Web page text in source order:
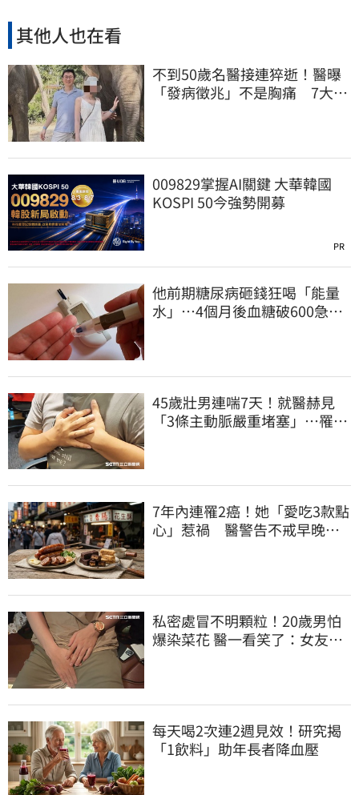
其他人也在看
不到50歲名醫接連猝逝！醫曝
「發病徵兆」不是胸痛 7大警
009829掌握AI關鍵 大華韓國
KOSPI 50今強勢開募
PR
他前期糖尿病砸錢狂喝「能量
水」⋯4個月後血糖破600急
45歲壯男連喘7天！就醫赫見
「3條主動脈嚴重堵塞」…罹冠
7年內連罹2癌！她「愛吃3款點
心」惹禍 醫警告不戒早晚有
私密處冒不明顆粒！20歲男怕
爆染菜花 醫一看笑了：女友常
每天喝2次連2週見效！研究揭
「1飲料」助年長者降血壓